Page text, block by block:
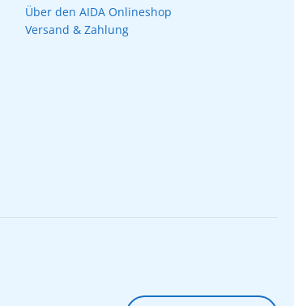
Über den AIDA Onlineshop
Versand & Zahlung